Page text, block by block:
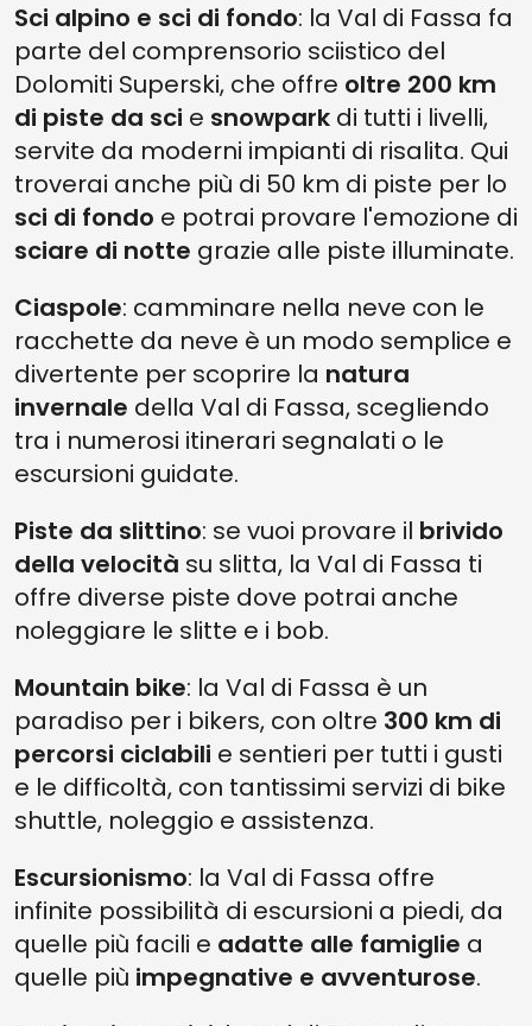
Sci alpino e sci di fondo: la Val di Fassa fa
parte del comprensorio sciistico del
Dolomiti Superski, che offre oltre 200 km
di piste da sci e snowpark di tutti i livelli,
servite da moderni impianti di risalita. Qui
troverai anche più di 50 km di piste per lo
sci di fondo e potrai provare l'emozione di
sciare di notte grazie alle piste illuminate.
Ciaspole: camminare nella neve con le
racchette da neve è un modo semplice e
divertente per scoprire la natura
invernale della Val di Fassa, scegliendo
tra i numerosi itinerari segnalati o le
escursioni guidate.
Piste da slittino: se vuoi provare il brivido
della velocità su slitta, la Val di Fassa ti
offre diverse piste dove potrai anche
noleggiare le slitte e i bob.
Mountain bike: la Val di Fassa è un
paradiso per i bikers, con oltre 300 km di
percorsi ciclabili e sentieri per tutti i gusti
e le difficoltà, con tantissimi servizi di bike
shuttle, noleggio e assistenza.
Escursionismo: la Val di Fassa offre
infinite possibilità di escursioni a piedi, da
quelle più facili e adatte alle famiglie a
quelle più impegnative e avventurose.